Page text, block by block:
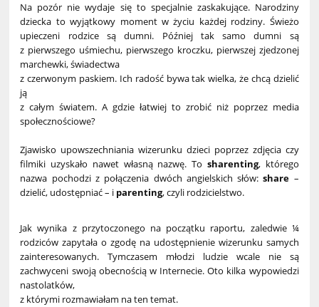
Na pozór nie wydaje się to specjalnie zaskakujące. Narodziny
dziecka to wyjątkowy moment w życiu każdej rodziny. Świeżo
upieczeni rodzice są dumni. Później tak samo dumni są
z pierwszego uśmiechu, pierwszego kroczku, pierwszej zjedzonej
marchewki, świadectwa
z czerwonym paskiem. Ich radość bywa tak wielka, że chcą dzielić
ją
z całym światem. A gdzie łatwiej to zrobić niż poprzez media
społecznościowe?
Zjawisko upowszechniania wizerunku dzieci poprzez zdjęcia czy
filmiki uzyskało nawet własną nazwę. To sharenting, którego
nazwa pochodzi z połączenia dwóch angielskich słów:share –
dzielić, udostępniać – i parenting, czyli rodzicielstwo.
Jak wynika z przytoczonego na początku raportu, zaledwie ¼
rodziców zapytała o zgodę na udostępnienie wizerunku samych
zainteresowanych. Tymczasem młodzi ludzie wcale nie są
zachwyceni swoją obecnością w Internecie. Oto kilka wypowiedzi
nastolatków,
z którymi rozmawiałam na ten temat.